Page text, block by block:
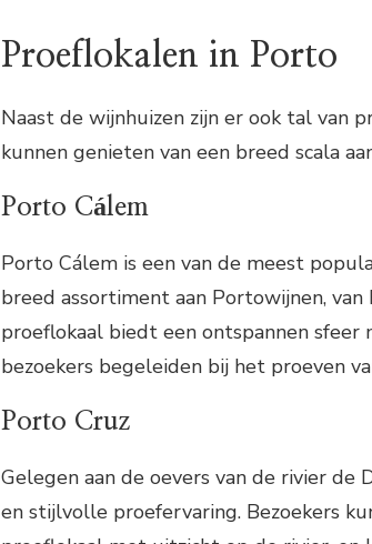
Proeflokalen in Porto
Naast de wijnhuizen zijn er ook tal van
kunnen genieten van een breed scala
Porto Cálem
Porto Cálem is een van de meest
breed assortiment aan Portowijnen,
proeflokaal biedt een ontspannen sfeer
bezoekers begeleiden bij het proeven
Porto Cruz
Gelegen aan de oevers van de rivier
en stijlvolle proefervaring. Bezoekers